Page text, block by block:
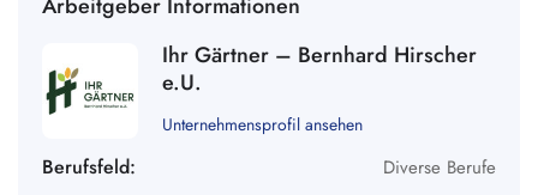
Ihr Gärtner – Bernhard Hirscher
e.U.
Unternehmensprofil ansehen
Berufsfeld: Diverse Berufe